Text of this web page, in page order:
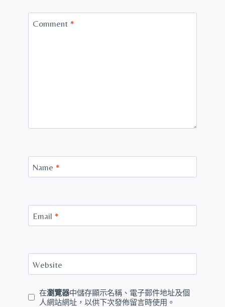
Comment *
Name *
Email *
Website
在瀏覽器中儲存顯示名稱、電子郵件地址及個
人網站網址，以供下次發佈留言時使用。